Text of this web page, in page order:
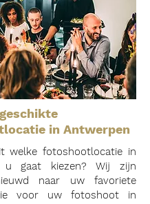
in Antwerpen
welke fotoshootlocatie in
u gaat kiezen? Wij zijn
naar uw favoriete
voor uw fotoshoot in